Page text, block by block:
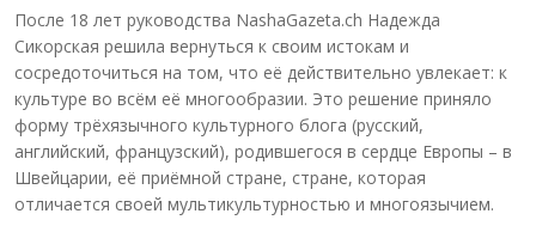
После 18 лет руководства NashaGazeta.ch Надежда
Сикорская решила вернуться к своим истокам и
сосредоточиться на том, что её действительно увлекает: к
культуре во всём её многообразии. Это решение приняло
форму трёхязычного культурного блога (русский,
английский, французский), родившегося в сердце Европы – в
Швейцарии, её приёмной стране, стране, которая
отличается своей мультикультурностью и многоязычием.